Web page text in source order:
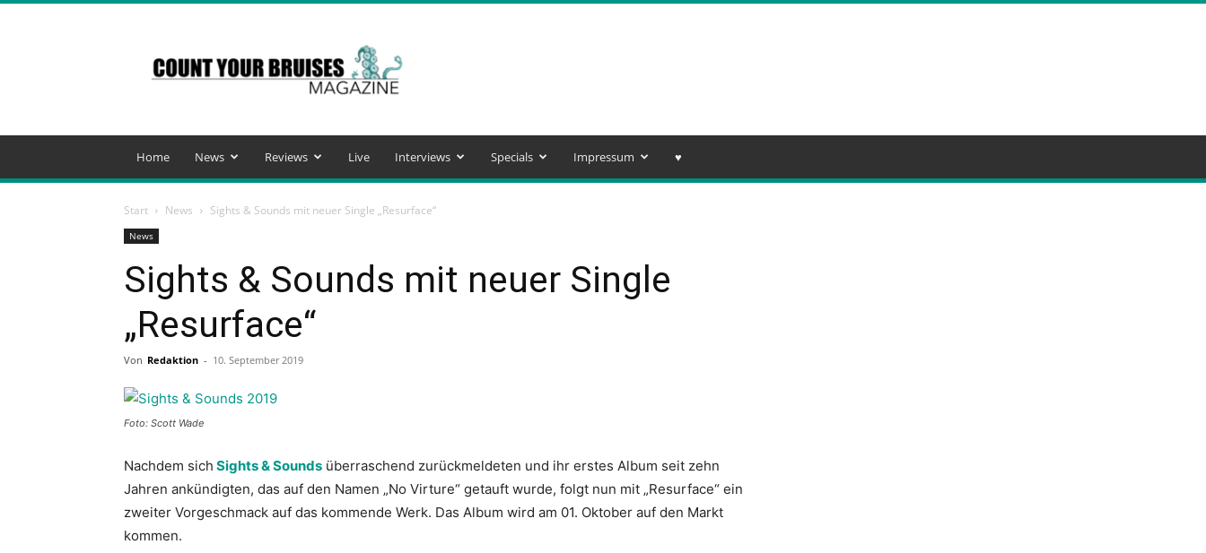
Your
Bruises
Magazine
Home News Reviews Live Interviews Specials Impressum ♥️
Start News Sights & Sounds mit neuer Single „Resurface“
News
Sights & Sounds mit neuer Single
„Resurface“
Von Redaktion - 10. September 2019
Foto: Scott Wade
Nachdem sich Sights & Sounds überraschend zurückmeldeten und ihr erstes Album seit zehn
Jahren ankündigten, das auf den Namen „No Virture“ getauft wurde, folgt nun mit „Resurface“ ein
zweiter Vorgeschmack auf das kommende Werk. Das Album wird am 01. Oktober auf den Markt
kommen.